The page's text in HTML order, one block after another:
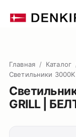
Главная / Каталог
Светильники 3000K
GRILL |